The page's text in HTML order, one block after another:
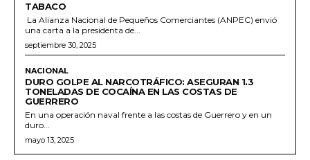
TABACO
La Alianza Nacional de Pequeños Comerciantes (ANPEC) envió
una carta a la presidenta de...
septiembre 30, 2025
NACIONAL
DURO GOLPE AL NARCOTRÁFICO: ASEGURAN 1.3
TONELADAS DE COCAÍNA EN LAS COSTAS DE
GUERRERO
En una operación naval frente a las costas de Guerrero y en un
duro...
mayo 13, 2025